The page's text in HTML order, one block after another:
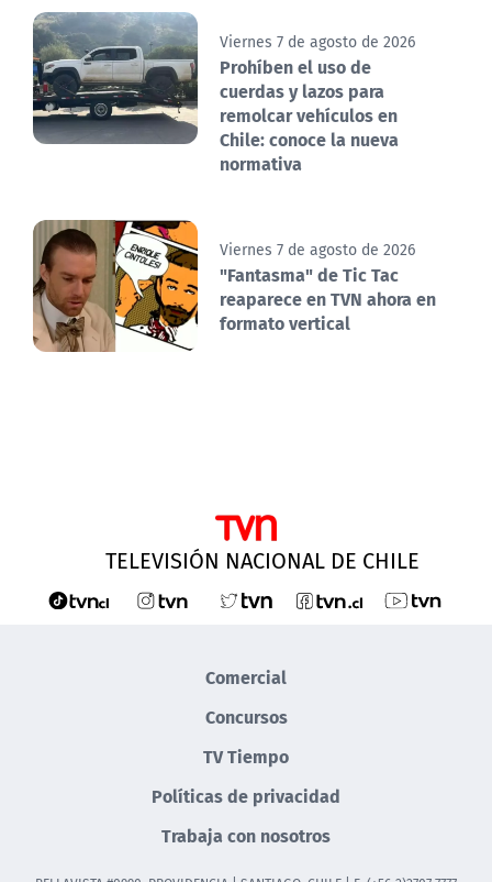
Viernes 7 de agosto de 2026
Prohíben el uso de
cuerdas y lazos para
remolcar vehículos en
Chile: conoce la nueva
normativa
Viernes 7 de agosto de 2026
"Fantasma" de Tic Tac
reaparece en TVN ahora en
formato vertical
TELEVISIÓN NACIONAL DE CHILE
Comercial
Concursos
TV Tiempo
Políticas de privacidad
Trabaja con nosotros